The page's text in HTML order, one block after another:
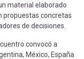
material elaborado
propuestas concretas
de decisiones.
convocó a
México, España